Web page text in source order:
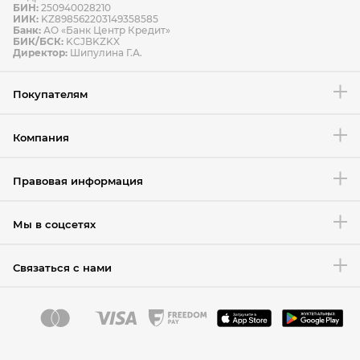
Условия возврата товара
БИН: 250940028210
ИИК: KZ898562203149358585
Банк: АО «Банк Центр Кредит»
БИК/БСК: KCJBKZKX
Директор: Шипулина Г.А.
Покупателям
Компания
Правовая информация
Мы в соцсетях
Связаться с нами